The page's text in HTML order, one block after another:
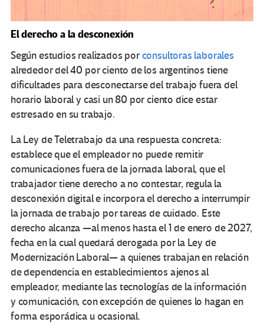
El derecho a la desconexión
Según estudios realizados porconsultoras laborales
alrededor del 40 por ciento de los argentinos tiene
dificultades para desconectarse del trabajo fuera del
horario laboral y casi un 80 por ciento dice estar
estresado en su trabajo.
La Ley de Teletrabajo da una respuesta concreta:
establece que el empleador no puede remitir
comunicaciones fuera de la jornada laboral, que el
trabajador tiene derecho a no contestar, regula la
desconexión digital e incorpora el derecho a interrumpir
la jornada de trabajo por tareas de cuidado. Este
derecho alcanza —al menos hasta el 1 de enero de 2027,
fecha en la cual quedará derogada por la Ley de
Modernización Laboral— a quienes trabajan en relación
de dependencia en establecimientos ajenos al
empleador, mediante las tecnologías de la información
y comunicación, con excepción de quienes lo hagan en
forma esporádica u ocasional.